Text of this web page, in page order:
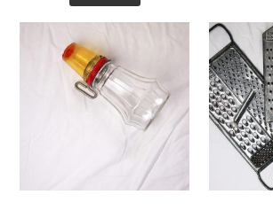
¥
¥